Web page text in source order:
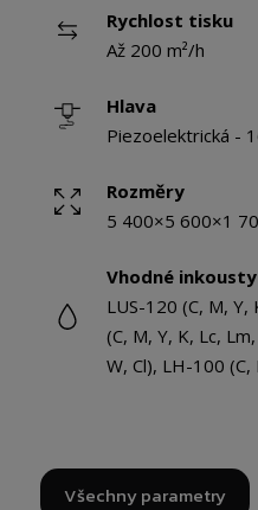
Rychlost tisku
Až 200 m²/h
Hlava
Piezoelektrická -
Rozměry
5 400×5 600×1
Vhodné inkousty
LUS-120 (C, M, Y,
(C, M, Y, K, Lc,
W, Cl), LH-100 (C,
Všechny parametry